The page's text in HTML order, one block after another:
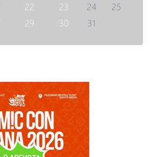
22 23 24
25
29 30 31